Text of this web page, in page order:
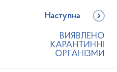
Наступна
ВИЯВЛЕНО
КАРАНТИННІ
ОРГАНІЗМИ